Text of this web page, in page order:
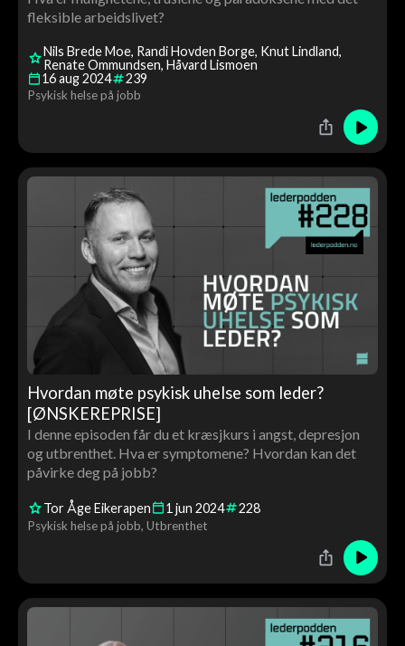
fleksible arbeidslivet?
Nils Brede Moe Randi Hovden Borge Knut Lindland
Renate Ommundsen Håvard Lismoen
16 aug 2024 239
Psykisk helse på jobb
Hvordan møte psykisk uhelse som leder?
[ØNSKEREPRISE]
I denne episoden får du et kræsjkurs i angst, depresjon
og utbrenthet. Hva er symptomene? Hvordan kan det
påvirke deg på jobb?
Tor Åge Eikerapen 1 jun 2024 228
Psykisk helse på jobb Utbrenthet